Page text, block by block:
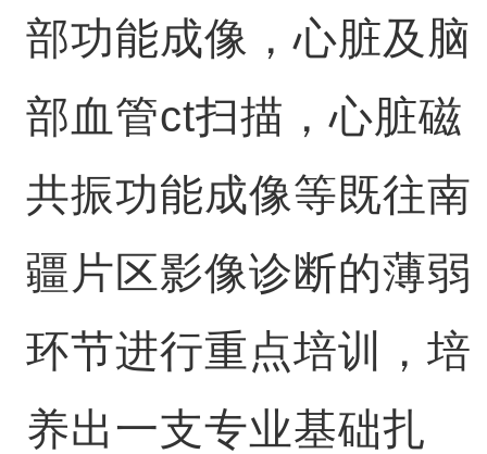
部功能成像，心脏及脑
部血管ct扫描，心脏磁
共振功能成像等既往南
疆片区影像诊断的薄弱
环节进行重点培训，培
养出一支专业基础扎